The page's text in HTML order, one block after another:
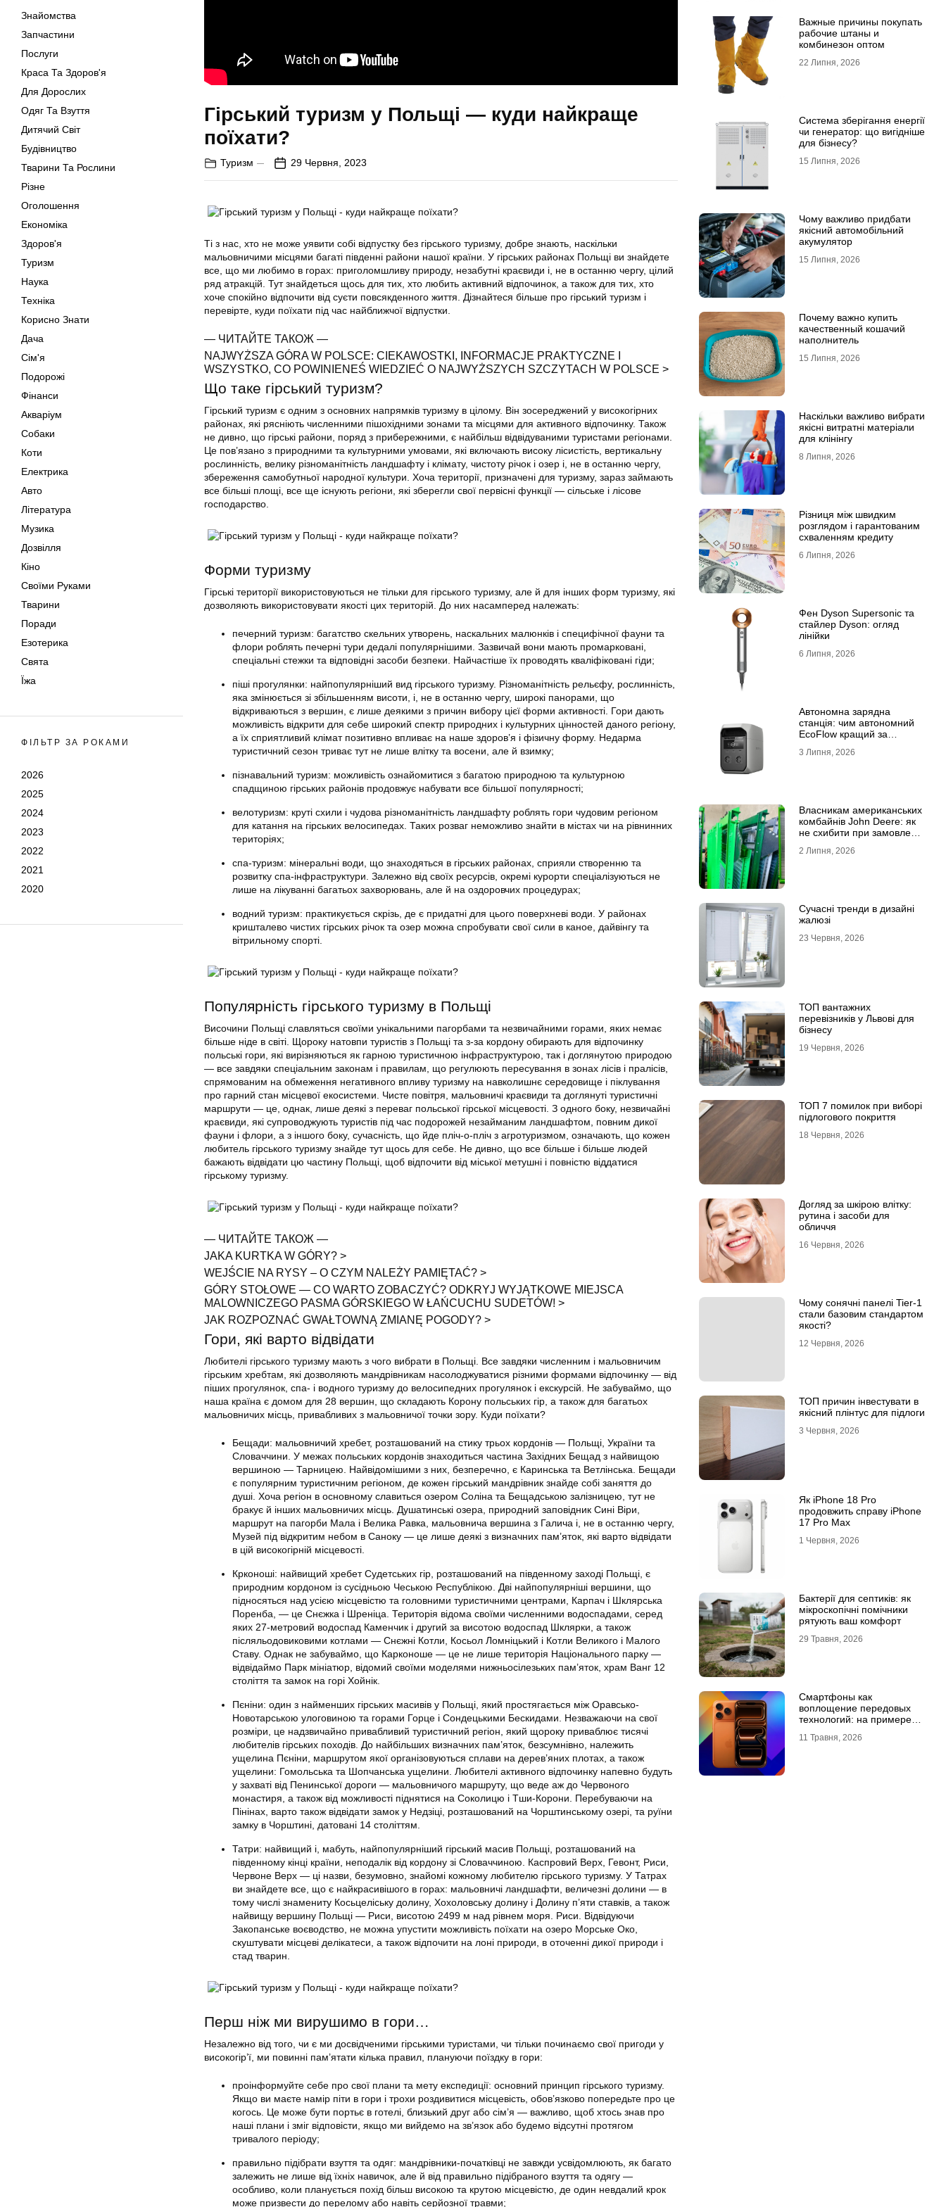
Знайомства
Запчастини
Послуги
Краса Та Здоров'я
Для Дорослих
Одяг Та Взуття
Дитячий Світ
Будівництво
Тварини Та Рослини
Різне
Оголошення
Економіка
Здоров'я
Туризм
Наука
Техніка
Корисно Знати
Дача
Сім'я
Подорожі
Фінанси
Акваріум
Собаки
Коти
Електрика
Авто
Література
Музика
Дозвілля
Кіно
Своїми Руками
Тварини
Поради
Езотерика
Свята
Їжа
ФІЛЬТР ЗА РОКАМИ
2026
2025
2024
2023
2022
2021
2020
Гірський туризм у Польщі — куди найкраще
поїхати?
Туризм 29 Червня, 2023
Ті з нас, хто не може уявити собі відпустку без гірського туризму, добре знають, наскільки
мальовничими місцями багаті південні райони нашої країни. У гірських районах Польщі ви знайдете
все, що ми любимо в горах: приголомшливу природу, незабутні краєвиди і, не в останню чергу, цілий
ряд атракцій. Тут знайдеться щось для тих, хто любить активний відпочинок, а також для тих, хто
хоче спокійно відпочити від суєти повсякденного життя. Дізнайтеся більше про гірський туризм і
перевірте, куди поїхати під час найближчої відпустки.
— ЧИТАЙТЕ ТАКОЖ —
NAJWYŻSZA GÓRA W POLSCE: CIEKAWOSTKI, INFORMACJE PRAKTYCZNE I
WSZYSTKO, CO POWINIENEŚ WIEDZIEĆ O NAJWYŻSZYCH SZCZYTACH W POLSCE >
Що таке гірський туризм?
Гірський туризм є одним з основних напрямків туризму в цілому. Він зосереджений у високогірних
районах, які рясніють численними пішохідними зонами та місцями для активного відпочинку. Також
не дивно, що гірські райони, поряд з прибережними, є найбільш відвідуваними туристами регіонами.
Це пов’язано з природними та культурними умовами, які включають високу лісистість, вертикальну
рослинність, велику різноманітність ландшафту і клімату, чистоту річок і озер і, не в останню чергу,
збереження самобутньої народної культури. Хоча території, призначені для туризму, зараз займають
все більші площі, все ще існують регіони, які зберегли свої первісні функції — сільське і лісове
господарство.
Форми туризму
Гірські території використовуються не тільки для гірського туризму, але й для інших форм туризму, які
дозволяють використовувати якості цих територій. До них насамперед належать:
печерний туризм: багатство скельних утворень, наскальних малюнків і специфічної фауни та
флори роблять печерні тури дедалі популярнішими. Зазвичай вони мають промарковані,
спеціальні стежки та відповідні засоби безпеки. Найчастіше їх проводять кваліфіковані гіди;
піші прогулянки: найпопулярніший вид гірського туризму. Різноманітність рельєфу, рослинність,
яка змінюється зі збільшенням висоти, і, не в останню чергу, широкі панорами, що
відкриваються з вершин, є лише деякими з причин вибору цієї форми активності. Гори дають
можливість відкрити для себе широкий спектр природних і культурних цінностей даного регіону,
а їх сприятливий клімат позитивно впливає на наше здоров’я і фізичну форму. Недарма
туристичний сезон триває тут не лише влітку та восени, але й взимку;
пізнавальний туризм: можливість ознайомитися з багатою природною та культурною
спадщиною гірських районів продовжує набувати все більшої популярності;
велотуризм: круті схили і чудова різноманітність ландшафту роблять гори чудовим регіоном
для катання на гірських велосипедах. Таких розваг неможливо знайти в містах чи на рівнинних
територіях;
спа-туризм: мінеральні води, що знаходяться в гірських районах, сприяли створенню та
розвитку спа-інфраструктури. Залежно від своїх ресурсів, окремі курорти спеціалізуються не
лише на лікуванні багатьох захворювань, але й на оздоровчих процедурах;
водний туризм: практикується скрізь, де є придатні для цього поверхневі води. У районах
кришталево чистих гірських річок та озер можна спробувати свої сили в каное, дайвінгу та
вітрильному спорті.
Популярність гірського туризму в Польщі
Височини Польщі славляться своїми унікальними пагорбами та незвичайними горами, яких немає
більше ніде в світі. Щороку натовпи туристів з Польщі та з-за кордону обирають для відпочинку
польські гори, які вирізняються як гарною туристичною інфраструктурою, так і доглянутою природою
— все завдяки спеціальним законам і правилам, що регулюють пересування в зонах лісів і пралісів,
спрямованим на обмеження негативного впливу туризму на навколишнє середовище і піклування
про гарний стан місцевої екосистеми. Чисте повітря, мальовничі краєвиди та доглянуті туристичні
маршрути — це, однак, лише деякі з переваг польської гірської місцевості. З одного боку, незвичайні
краєвиди, які супроводжують туристів під час подорожей незайманим ландшафтом, повним дикої
фауни і флори, а з іншого боку, сучасність, що йде пліч-о-пліч з агротуризмом, означають, що кожен
любитель гірського туризму знайде тут щось для себе. Не дивно, що все більше і більше людей
бажають відвідати цю частину Польщі, щоб відпочити від міської метушні і повністю віддатися
гірському туризму.
— ЧИТАЙТЕ ТАКОЖ —
JAKA KURTKA W GÓRY? >
WEJŚCIE NA RYSY – O CZYM NALEŻY PAMIĘTAĆ? >
GÓRY STOŁOWE — CO WARTO ZOBACZYĆ? ODKRYJ WYJĄTKOWE MIEJSCA
MALOWNICZEGO PASMA GÓRSKIEGO W ŁAŃCUCHU SUDETÓW! >
JAK ROZPOZNAĆ GWAŁTOWNĄ ZMIANĘ POGODY? >
Гори, які варто відвідати
Любителі гірського туризму мають з чого вибрати в Польщі. Все завдяки численним і мальовничим
гірським хребтам, які дозволяють мандрівникам насолоджуватися різними формами відпочинку — від
піших прогулянок, спа- і водного туризму до велосипедних прогулянок і екскурсій. Не забуваймо, що
наша країна є домом для 28 вершин, що складають Корону польських гір, а також для багатьох
мальовничих місць, привабливих з мальовничої точки зору. Куди поїхати?
Бещади: мальовничий хребет, розташований на стику трьох кордонів — Польщі, України та
Словаччини. У межах польських кордонів знаходиться частина Західних Бещад з найвищою
вершиною — Тарницею. Найвідомішими з них, безперечно, є Каринська та Ветлінська. Бещади
є популярним туристичним регіоном, де кожен гірський мандрівник знайде собі заняття до
душі. Хоча регіон в основному славиться озером Соліна та Бещадською залізницею, тут не
бракує й інших мальовничих місць. Душатинські озера, природний заповідник Сині Віри,
маршрут на пагорби Мала і Велика Равка, мальовнича вершина з Галича і, не в останню чергу,
Музей під відкритим небом в Саноку — це лише деякі з визначних пам’яток, які варто відвідати
в цій високогірній місцевості.
Крконоші: найвищий хребет Судетських гір, розташований на південному заході Польщі, є
природним кордоном із сусідньою Чеською Республікою. Дві найпопулярніші вершини, що
підносяться над усією місцевістю та головними туристичними центрами, Карпач і Шклярська
Поренба, — це Снєжка і Шреніца. Територія відома своїми численними водоспадами, серед
яких 27-метровий водоспад Каменчик і другий за висотою водоспад Шклярки, а також
післяльодовиковими котлами — Снєжні Котли, Косьол Ломніцький і Котли Великого і Малого
Ставу. Однак не забуваймо, що Карконоше — це не лише територія Національного парку —
відвідаймо Парк мініатюр, відомий своїми моделями нижньосілезьких пам’яток, храм Ванг 12
століття та замок на горі Хойнік.
Пєніни: один з найменших гірських масивів у Польщі, який простягається між Оравсько-
Новотарською улоговиною та горами Горце і Сондецькими Бескидами. Незважаючи на свої
розміри, це надзвичайно привабливий туристичний регіон, який щороку приваблює тисячі
любителів гірських походів. До найбільших визначних пам’яток, безсумнівно, належить
ущелина Пєніни, маршрутом якої організовуються сплави на дерев’яних плотах, а також
ущелини: Гомольська та Шопчанська ущелини. Любителі активного відпочинку напевно будуть
у захваті від Пенинської дороги — мальовничого маршруту, що веде аж до Червоного
монастиря, а також від можливості піднятися на Соколицю і Тши-Корони. Перебуваючи на
Пінінах, варто також відвідати замок у Недзіці, розташований на Чорштинському озері, та руїни
замку в Чорштині, датовані 14 століттям.
Татри: найвищий і, мабуть, найпопулярніший гірський масив Польщі, розташований на
південному кінці країни, неподалік від кордону зі Словаччиною. Каспровий Верх, Гевонт, Риси,
Червоне Верх — ці назви, безумовно, знайомі кожному любителю гірського туризму. У Татрах
ви знайдете все, що є найкрасивішого в горах: мальовничі ландшафти, величезні долини — в
тому числі знамениту Косьцеліську долину, Хохоловську долину і Долину п’яти ставків, а також
найвищу вершину Польщі — Риси, висотою 2499 м над рівнем моря. Риси. Відвідуючи
Закопанське воєводство, не можна упустити можливість поїхати на озеро Морське Око,
скуштувати місцеві делікатеси, а також відпочити на лоні природи, в оточенні дикої природи і
стад тварин.
Перш ніж ми вирушимо в гори…
Незалежно від того, чи є ми досвідченими гірськими туристами, чи тільки починаємо свої пригоди у
високогір’ї, ми повинні пам’ятати кілька правил, плануючи поїздку в гори:
проінформуйте себе про свої плани та мету експедиції: основний принцип гірського туризму.
Якщо ви маєте намір піти в гори і трохи роздивитися місцевість, обов’язково попередьте про це
когось. Це може бути портьє в готелі, близький друг або сім’я — важливо, щоб хтось знав про
наші плани і зміг відповісти, якщо ми вийдемо на зв’язок або будемо відсутні протягом
тривалого періоду;
правильно підібрати взуття та одяг: мандрівники-початківці не завжди усвідомлюють, як багато
залежить не лише від їхніх навичок, але й від правильно підібраного взуття та одягу —
особливо, коли планується похід більш високою та крутою місцевістю, де один невдалий крок
може призвести до перелому або навіть серйозної травми;
Важные причины покупать
рабочие штаны и
комбинезон оптом
22 Липня, 2026
Система зберігання енергії
чи генератор: що вигідніше
для бізнесу?
15 Липня, 2026
Чому важливо придбати
якісний автомобільний
акумулятор
15 Липня, 2026
Почему важно купить
качественный кошачий
наполнитель
15 Липня, 2026
Наскільки важливо вибрати
якісні витратні матеріали
для клінінгу
8 Липня, 2026
Різниця між швидким
розглядом і гарантованим
схваленням кредиту
6 Липня, 2026
Фен Dyson Supersonic та
стайлер Dyson: огляд
лінійки
6 Липня, 2026
Автономна зарядна
станція: чим автономний
EcoFlow кращий за
3 Липня, 2026
Власникам американських
комбайнів John Deere: як
не схибити при замовленні
2 Липня, 2026
Сучасні тренди в дизайні
жалюзі
23 Червня, 2026
ТОП вантажних
перевізників у Львові для
бізнесу
19 Червня, 2026
ТОП 7 помилок при виборі
підлогового покриття
18 Червня, 2026
Догляд за шкірою влітку:
рутина і засоби для
обличчя
16 Червня, 2026
Чому сонячні панелі Tier-1
стали базовим стандартом
якості?
12 Червня, 2026
ТОП причин інвестувати в
якісний плінтус для підлоги
3 Червня, 2026
Як iPhone 18 Pro
продовжить справу iPhone
17 Pro Max
1 Червня, 2026
Бактерії для септиків: як
мікроскопічні помічники
рятують ваш комфорт
29 Травня, 2026
Смартфоны как
воплощение передовых
технологий: на примере
11 Травня, 2026